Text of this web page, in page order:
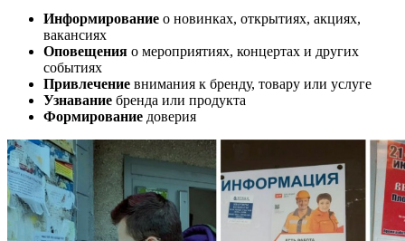
Информирование о новинках, открытиях, акциях,
вакансиях
Оповещения о мероприятиях, концертах и других
событиях
Привлечение внимания к бренду, товару или услуге
Узнавание бренда или продукта
Формирование доверия